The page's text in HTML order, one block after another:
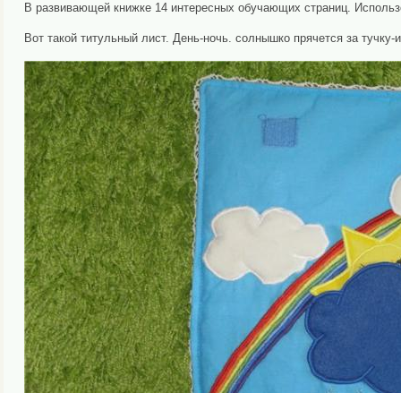
В развивающей книжке 14 интересных обучающих страниц.
Вот такой титульный лист. День-ночь. солнышко прячется за